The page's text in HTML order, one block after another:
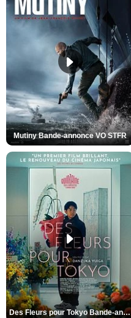
Mutiny Bande-annonce VO STFR
Des Fleurs pour Tokyo Bande-annonce VO STFR